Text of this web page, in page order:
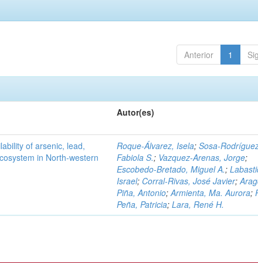
Anterior 1
Autor(es)
of arsenic, lead,
in North-western
Roque-Álvarez, Isela;Sosa-
Fabiola S.; Vazquez-Arenas, Jorge;
Escobedo-Bretado, Miguel A.;
Israel; Corral-Rivas, José Javier;
Piña, Antonio;Armienta, Ma. Aurora;
Peña, Patricia;Lara, René H.